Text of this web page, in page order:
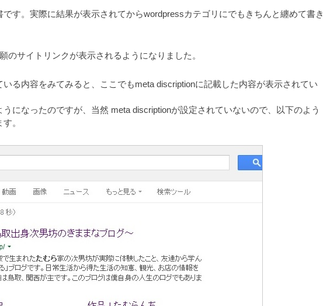
す。実際に結果が表示されてからwordpressカテゴリにでもきちんと纏めて書き
のサイトリンクが表示されるようになりました。
る内容をみてみると、ここでもmeta discriptionに記載した内容が表示されてい
になったのですが、当然 meta discriptionが設定されていないので、以下のよう
。